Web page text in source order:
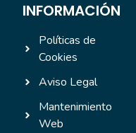
INFORMACIÓN
Políticas de
Cookies
Aviso Legal
Mantenimiento
Web